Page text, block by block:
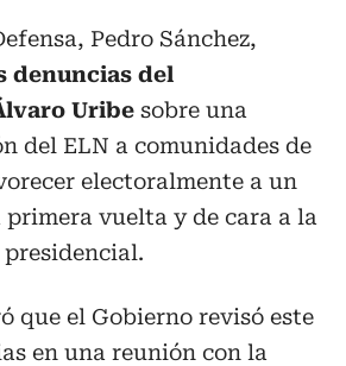
Pedro Sánchez,
denuncias del
Uribe sobre una
del ELN a comunidades de
electoralmente a un
vuelta y de cara a la
que el Gobierno revisó este
en una reunión con la